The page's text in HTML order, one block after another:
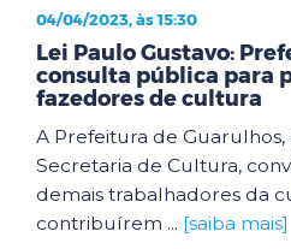
04/04/2023, às 15:30
Lei Paulo Gustavo:
consulta pública para
fazedores de cultura
A Prefeitura de
Secretaria de Cultura,
demais trabalhadores da
contribuírem ... [saiba mais]